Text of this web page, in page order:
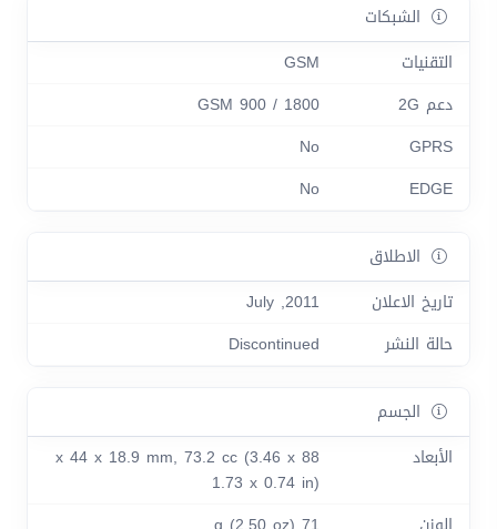
الشبكات
التقنيات
GSM
دعم 2G
GSM 900 / 1800
GPRS
No
EDGE
No
الاطلاق
تاريخ الاعلان
2011, July
حالة النشر
Discontinued
الجسم
الأبعاد
88 x 44 x 18.9 mm, 73.2 cc (3.46 x
1.73 x 0.74 in)